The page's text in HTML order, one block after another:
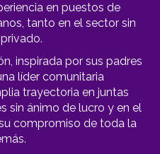
en puestos de
tanto en el sector sin
inspirada por sus padres
líder comunitaria
trayectoria en juntas
sin ánimo de lucro y en el
compromiso de toda la